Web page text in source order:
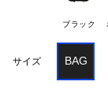
ブラック
サイズ BAG